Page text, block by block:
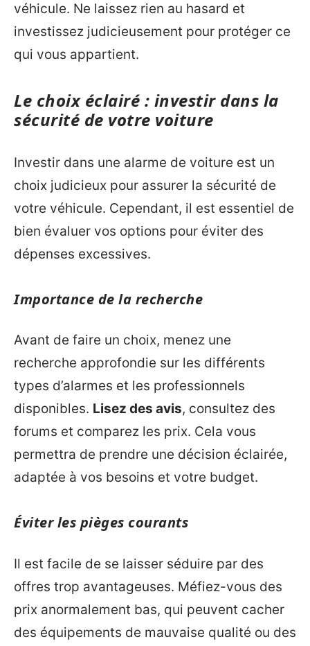
véhicule. Ne laissez rien au hasard et
investissez judicieusement pour protéger ce
qui vous appartient.
Le choix éclairé : investir dans la
sécurité de votre voiture
Investir dans une alarme de voiture est un
choix judicieux pour assurer la sécurité de
votre véhicule. Cependant, il est essentiel de
bien évaluer vos options pour éviter des
dépenses excessives.
Importance de la recherche
Avant de faire un choix, menez une
recherche approfondie sur les différents
types d’alarmes et les professionnels
disponibles. Lisez des avis, consultez des
forums et comparez les prix. Cela vous
permettra de prendre une décision éclairée,
adaptée à vos besoins et votre budget.
Éviter les pièges courants
Il est facile de se laisser séduire par des
offres trop avantageuses. Méfiez-vous des
prix anormalement bas, qui peuvent cacher
des équipements de mauvaise qualité ou des